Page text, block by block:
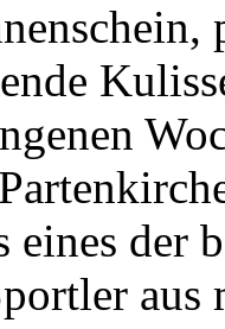
eines der